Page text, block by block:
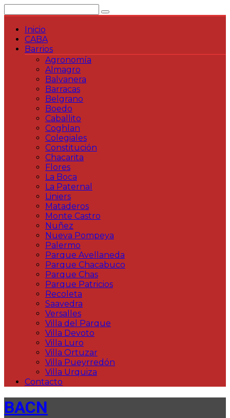
al
contenidoInicio
CABA
Barrios
Agronomía
Almagro
Balvanera
Barracas
Belgrano
Boedo
Caballito
Coghlan
Colegiales
Constitución
Chacarita
Flores
La Boca
La Paternal
Liniers
Mataderos
Monte Castro
Nuñez
Nueva Pompeya
Palermo
Parque Avellaneda
Parque Chacabuco
Parque Chas
Parque Patricios
Recoleta
Saavedra
Versalles
Villa del Parque
Villa Devoto
Villa Luro
Villa Ortuzar
Villa Pueyrredón
Villa Urquiza
Contacto
BACN